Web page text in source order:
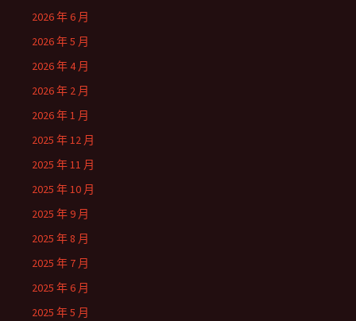
2026 年 6 月
2026 年 5 月
2026 年 4 月
2026 年 2 月
2026 年 1 月
2025 年 12 月
2025 年 11 月
2025 年 10 月
2025 年 9 月
2025 年 8 月
2025 年 7 月
2025 年 6 月
2025 年 5 月